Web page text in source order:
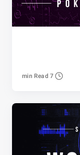
7 min Read